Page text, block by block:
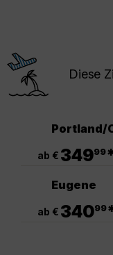
Diese
Portland/
ab € 34999
Eugene
ab € 34099